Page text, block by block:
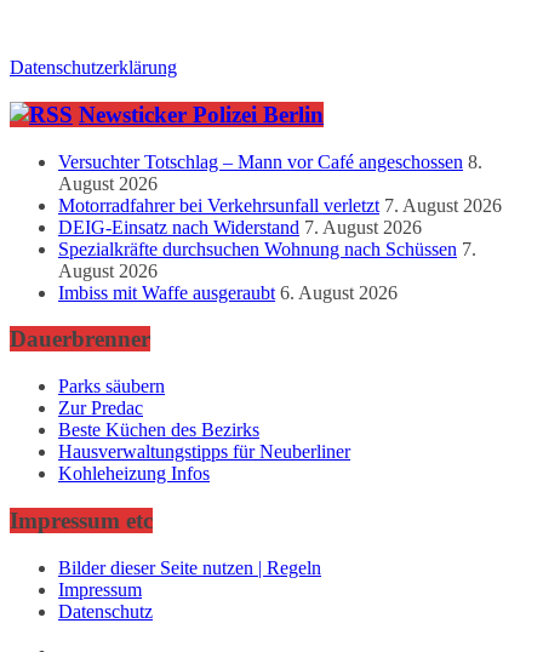
Datenschutzerklärung
Newsticker Polizei Berlin
Versuchter Totschlag – Mann vor Café angeschossen 8.
August 2026
Motorradfahrer bei Verkehrsunfall verletzt 7. August 2026
DEIG-Einsatz nach Widerstand 7. August 2026
Spezialkräfte durchsuchen Wohnung nach Schüssen 7.
August 2026
Imbiss mit Waffe ausgeraubt 6. August 2026
Dauerbrenner
Parks säubern
Zur Predac
Beste Küchen des Bezirks
Hausverwaltungstipps für Neuberliner
Kohleheizung Infos
Impressum etc
Bilder dieser Seite nutzen | Regeln
Impressum
Datenschutz